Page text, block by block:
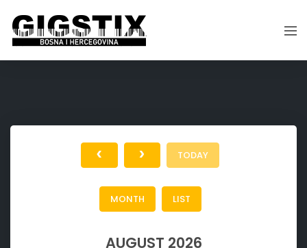
TODAY
MONTH LIST
AUGUST 2026